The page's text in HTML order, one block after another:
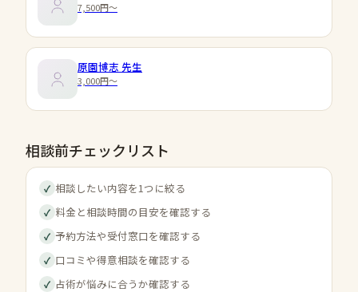
7,500円〜
原園博志 先生
3,000円〜
相談前チェックリスト
✓ 相談したい内容を1つに絞る
✓ 料金と相談時間の目安を確認する
✓ 予約方法や受付窓口を確認する
✓ 口コミや得意相談を確認する
✓ 占術が悩みに合うか確認する